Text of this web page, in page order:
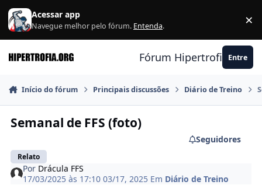
Ir para conteúdo
Acessar app
Navegue melhor pelo fórum. Entenda. ×
Fórum Hipertrofia.org
Entre
Início do fórum Principais discussões Diário de Treino
Semanal de FFS (foto)
Relato
Seguidores
Por Drácula FFS
17/03/2025 às 17:1003/17, 2025 Em Diário de Treino